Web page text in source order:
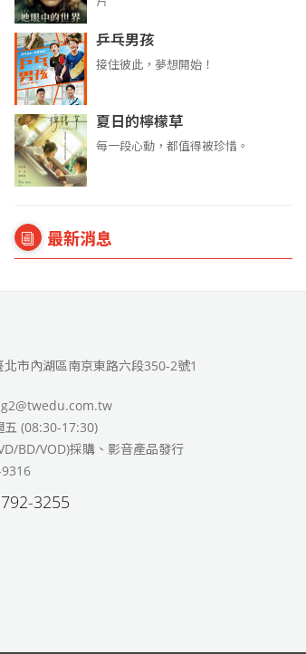
乒乓男孩
接住彼此，夢想開始！
夏日的檸檬草
每一段心動，都值得被珍惜。
最新消息
市內湖區南京東路六段350-2號1
五 (08:30-17:30)
BD/VOD)採購、影音產品發行
3255